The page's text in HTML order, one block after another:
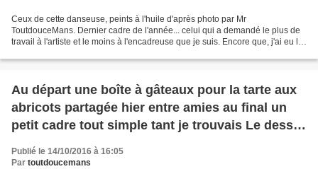
Ceux de cette danseuse, peints à l'huile d'après photo par Mr
ToutdouceMans. Dernier cadre de l'année... celui qui a demandé le plus de
travail à l'artiste et le moins à l'encadreuse que je suis. Encore que, j'ai eu la
Au départ une boîte à gâteaux pour la tarte aux
abricots partagée hier entre amies au final un
petit cadre tout simple tant je trouvais Le dessin
joli #gourmande #boiteagateaux #encadrement
Publié le 14/10/2016 à 16:05
Par toutdoucemans